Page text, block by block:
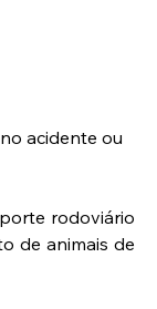
rodoviário
de animais de